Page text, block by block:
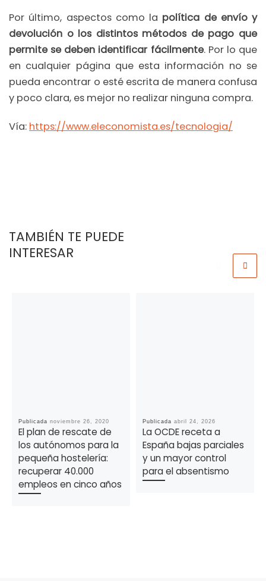
Por último, aspectos como la política de envío y
devolución o los distintos métodos de pago que
permite se deben identificar fácilmente. Por lo que
en cualquier página que esta información no se
pueda encontrar o esté escrita de manera confusa
y poco clara, es mejor no realizar ninguna compra.
Vía: https://www.eleconomista.es/tecnologia/
TAMBIÉN TE PUEDE
INTERESAR
Publicada noviembre 26, 2020
El plan de rescate de
los autónomos para la
pequeña hostelería:
recuperar 40.000
empleos en cinco años
Publicada abril 24, 2026
La OCDE receta a
España bajas parciales
y un mayor control
para el absentismo